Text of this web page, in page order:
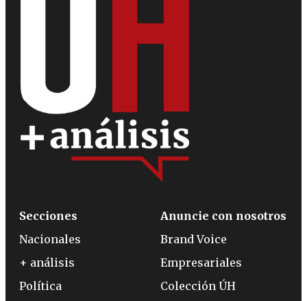
Secciones
Nacionales
+ análisis
Política
Anuncie con nosotros
Brand Voice
Empresariales
Colección ÚH